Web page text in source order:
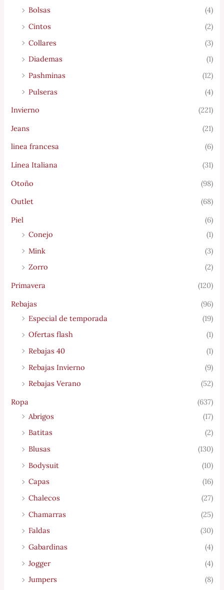
Bolsas
(4)
Cintos
(2)
Collares
(3)
Diademas
(1)
Pashminas
(12)
Pulseras
(4)
Invierno
(221)
Jeans
(21)
linea francesa
(6)
Línea Italiana
(31)
Otoño
(98)
Outlet
(68)
Piel
(6)
Conejo
(1)
Mink
(3)
Zorro
(2)
Primavera
(120)
Rebajas
(96)
Especial de temporada
(19)
Ofertas flash
(1)
Rebajas 40
(1)
Rebajas Invierno
(9)
Rebajas Verano
(52)
Ropa
(637)
Abrigos
(17)
Batitas
(2)
Blusas
(130)
Bodysuit
(10)
Capas
(16)
Chalecos
(27)
Chamarras
(25)
Faldas
(30)
Gabardinas
(4)
Jogger
(4)
Jumpers
(8)